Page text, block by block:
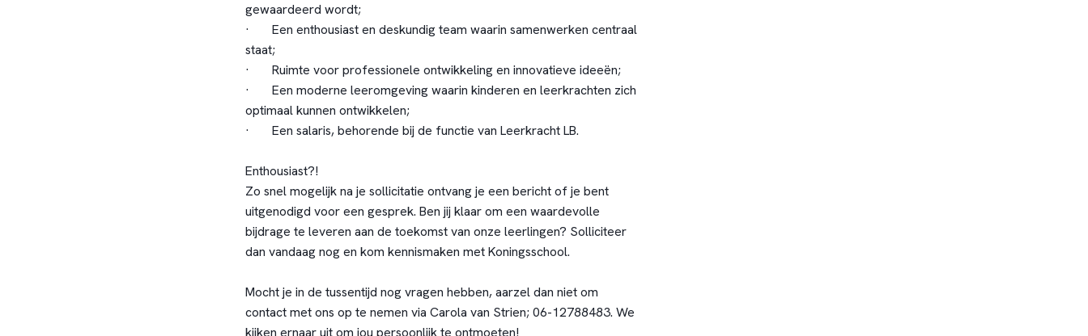
gewaardeerd wordt;
· Een enthousiast en deskundig team waarin samenwerken centraal
staat;
· Ruimte voor professionele ontwikkeling en innovatieve ideeën;
· Een moderne leeromgeving waarin kinderen en leerkrachten zich
optimaal kunnen ontwikkelen;
· Een salaris, behorende bij de functie van Leerkracht LB.
Enthousiast?!
Zo snel mogelijk na je sollicitatie ontvang je een bericht of je bent
uitgenodigd voor een gesprek. Ben jij klaar om een waardevolle
bijdrage te leveren aan de toekomst van onze leerlingen? Solliciteer
dan vandaag nog en kom kennismaken met Koningsschool.
Mocht je in de tussentijd nog vragen hebben, aarzel dan niet om
contact met ons op te nemen via Carola van Strien; 06-12788483. We
kijken ernaar uit om jou persoonlijk te ontmoeten!